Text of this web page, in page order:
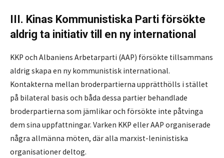
III. Kinas Kommunistiska Parti försökte
aldrig ta initiativ till en ny international
KKP och Albaniens Arbetarparti (AAP) försökte tillsammans
aldrig skapa en ny kommunistisk international.
Kontakterna mellan broderpartierna upprätthölls i stället
på bilateral basis och båda dessa partier behandlade
broderpartierna som jämlikar och försökte inte påtvinga
dem sina uppfattningar. Varken KKP eller AAP organiserade
några allmänna möten, där alla marxist-leninistiska
organisationer deltog.